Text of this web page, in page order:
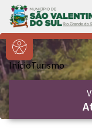
Ir para conteúdo
Conteúdo Principal
InícioTurismo